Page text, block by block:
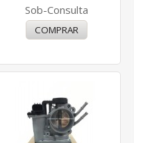
Sob-Consulta